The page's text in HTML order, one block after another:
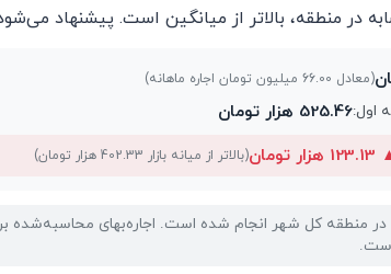
در منطقه، بالاتر از میانگین است. پیشنهاد
(معادل 66.00 میلیون تومان اجاره ماهانه)
اول:525.46 هزار تومان
123.13 هزار تومان (بالاتر از میانه بازار 402.33 هزار تومان)